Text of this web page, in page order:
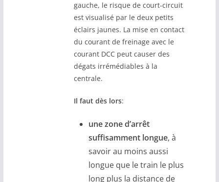
gauche, le risque de court-circuit
est visualisé par le deux petits
éclairs jaunes. La mise en contact
du courant de freinage avec le
courant DCC peut causer des
dégats irrémédiables à la
centrale.
Il faut dès lors:
une zone d’arrêt
suffisamment longue, à
savoir au moins aussi
longue que le train le plus
long plus la distance de